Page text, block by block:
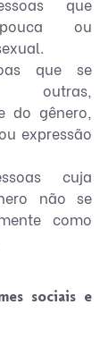
que
ou
que se
do gênero,
expressão
cuja
não se
como
sociais e